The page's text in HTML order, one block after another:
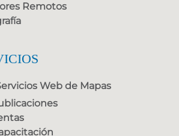
Remotos
Web de Mapas